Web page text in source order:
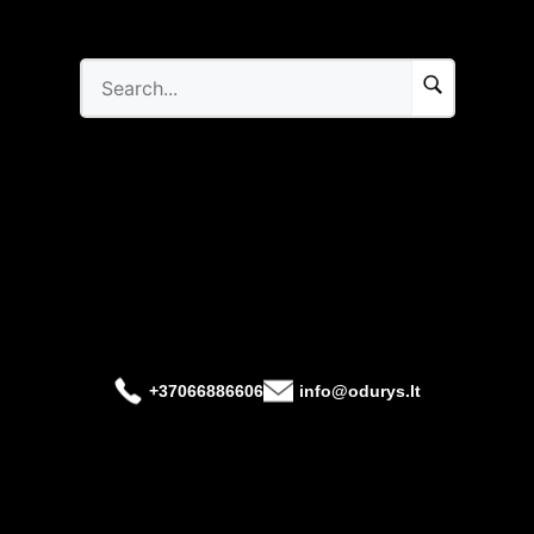
+37066886606 info@odurys.lt